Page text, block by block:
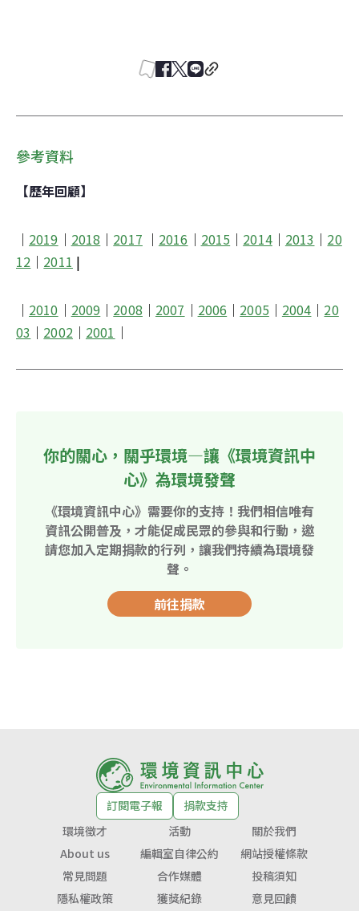
參考資料
【歷年回顧】
│ 2019 │ 2018 │ 2017 │ 2016 │ 2015 │ 2014│ 2013 │ 20
12 │ 2011 |
│ 2010 │ 2009 │ 2008 │ 2007 │ 2006 │ 2005 │ 2004 │ 20
03 │ 2002 │ 2001 │
你的關心，關乎環境—讓《環境資訊中
心》為環境發聲
《環境資訊中心》需要你的支持！我們相信唯有
資訊公開普及，才能促成民眾的參與和行動，邀
請您加入定期捐款的行列，讓我們持續為環境發
聲。
前往捐款
訂閱電子報
捐款支持
環境徵才
活動
關於我們
About us
編輯室自律公約
網站授權條款
常見問題
合作媒體
投稿須知
隱私權政策
獲獎紀錄 意見回饋